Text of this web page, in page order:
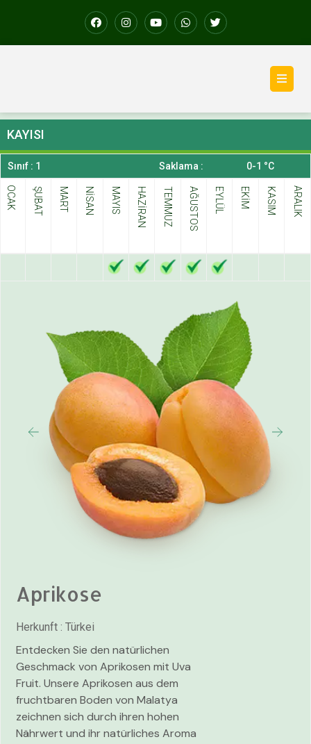
KAYISI
Sınıf : 1 Saklama : 0-1 °C
OCAK ŞUBAT MART NİSAN MAYIS HAZİRAN TEMMUZ AĞUSTOS EYLÜL EKİM KASIM ARALIK
Aprikose
Herkunft : Türkei
Entdecken Sie den natürlichen
Geschmack von Aprikosen mit Uva
Fruit. Unsere Aprikosen aus dem
fruchtbaren Boden von Malatya
zeichnen sich durch ihren hohen
Nährwert und ihr natürliches Aroma